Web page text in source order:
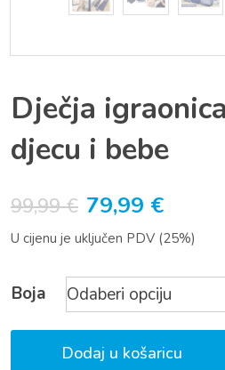
Dječja
djecu i bebe
99,99€ Izvorna
cijena
je:
99,99 €.
79,99 €
cijena
79,99
U cijenu je uključen PDV (25%)
Boja
Dodaj u košaricu